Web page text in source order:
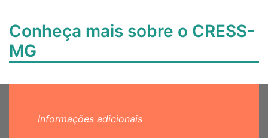
Conheça mais sobre o CRESS-
MG
Informações adicionais